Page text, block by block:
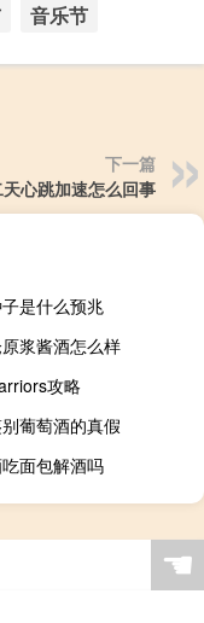
音乐节
下一篇
心跳加速怎么回事
是什么预兆
浆酱酒怎么样
攻略
葡萄酒的真假
面包解酒吗
☚